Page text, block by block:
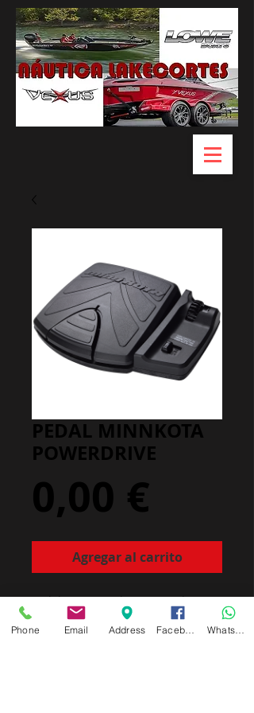
PEDAL MINNKOTA
POWERDRIVE
0,00 €
Agregar al carrito
Pedal para Minnkota Powerdrive
Terrova. Consultyar modelo exacto
Phone Email Address